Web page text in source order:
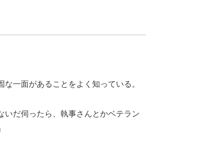
一面があることをよく知っている。
だ伺ったら、執事さんとかベテラン